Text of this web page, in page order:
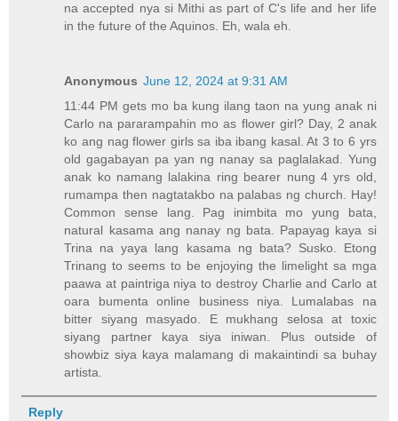
na accepted nya si Mithi as part of C's life and her life
in the future of the Aquinos. Eh, wala eh.
Anonymous June 12, 2024 at 9:31 AM
11:44 PM gets mo ba kung ilang taon na yung anak ni
Carlo na pararampahin mo as flower girl? Day, 2 anak
ko ang nag flower girls sa iba ibang kasal. At 3 to 6 yrs
old gagabayan pa yan ng nanay sa paglalakad. Yung
anak ko namang lalakina ring bearer nung 4 yrs old,
rumampa then nagtatakbo na palabas ng church. Hay!
Common sense lang. Pag inimbita mo yung bata,
natural kasama ang nanay ng bata. Papayag kaya si
Trina na yaya lang kasama ng bata? Susko. Etong
Trinang to seems to be enjoying the limelight sa mga
paawa at paintriga niya to destroy Charlie and Carlo at
oara bumenta online business niya. Lumalabas na
bitter siyang masyado. E mukhang selosa at toxic
siyang partner kaya siya iniwan. Plus outside of
showbiz siya kaya malamang di makaintindi sa buhay
artista.
Reply